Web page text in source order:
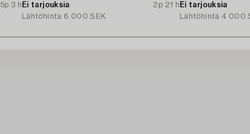
5p 3 h Ei tarjouksia
2p 21 h
Lähtöhinta 6 000 SEK
Ei tarjouksia
Lähtöhinta 4 000